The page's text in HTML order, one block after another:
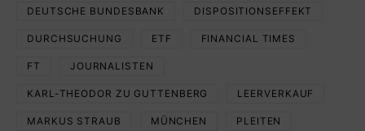
DEUTSCHE BUNDESBANK DISPOSITIONSEFFEKT
DURCHSUCHUNG ETF FINANCIAL TIMES
FT JOURNALISTEN
KARL-THEODOR ZU GUTTENBERG LEERVERKAUF
MARKUS STRAUB MÜNCHEN PLEITEN